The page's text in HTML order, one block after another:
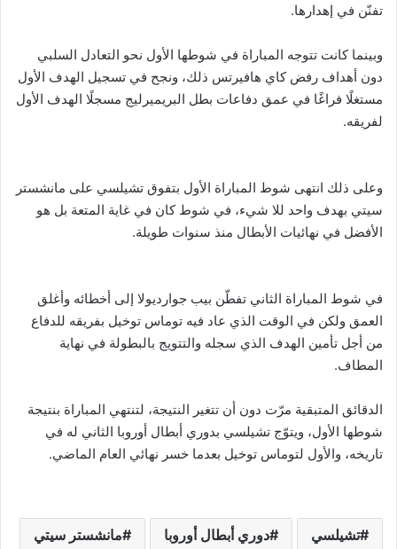
تفنّن في إهدارها.
وبينما كانت تتوجه المباراة في شوطها الأول نحو التعادل السلبي
دون أهداف رفض كاي هافيرتس ذلك، ونجح في تسجيل الهدف الأول
مستغلًا فراغًا في عمق دفاعات بطل البريميرليج مسجلًا الهدف الأول
لفريقه.
وعلى ذلك انتهى شوط المباراة الأول بتفوق تشيلسي على مانشستر
سيتي بهدف واحد للا شيء، في شوط كان في غاية المتعة بل هو
الأفضل في نهائيات الأبطال منذ سنوات طويلة.
في شوط المباراة الثاني تفطّن بيب جوارديولا إلى أخطائه وأغلق
العمق ولكن في الوقت الذي عاد فيه توماس توخيل بفريقه للدفاع
من أجل تأمين الهدف الذي سجله والتتويج بالبطولة في نهاية
المطاف.
الدقائق المتبقية مرّت دون أن تتغير النتيجة، لتنتهي المباراة بنتيجة
شوطها الأول، ويتوّج تشيلسي بدوري أبطال أوروبا الثاني له في
تاريخه، والأول لتوماس توخيل بعدما خسر نهائي العام الماضي.
تشيلسي دوري أبطال أوروبا مانشستر سيتي